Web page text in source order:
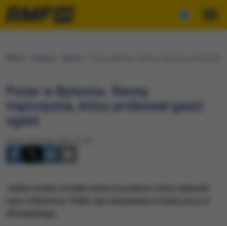
Pożar w Bytomiu. Ranny
mężczyzna, który próbował gasić
ogień